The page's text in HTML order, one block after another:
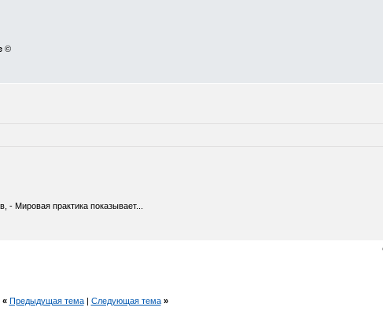
©
- Мировая практика показывает...
« Предыдущая тема| Следующая тема »